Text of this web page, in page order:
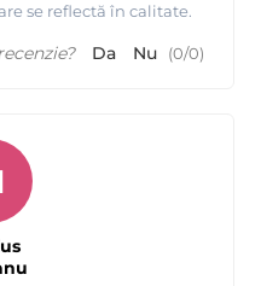
se reflectă în calitate.
Da Nu (0/0)